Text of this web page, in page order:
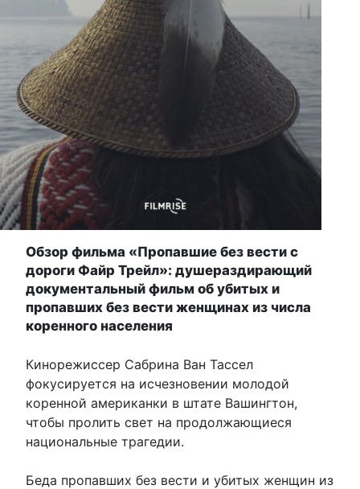
Обзор фильма «Пропавшие без вести с
дороги Файр Трейл»: душераздирающий
документальный фильм об убитых и
пропавших без вести женщинах из числа
коренного населения
Кинорежиссер Сабрина Ван Тассел
фокусируется на исчезновении молодой
коренной американки в штате Вашингтон,
чтобы пролить свет на продолжающиеся
национальные трагедии.
Беда пропавших без вести и убитых женщин из